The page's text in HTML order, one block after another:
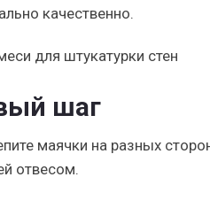
качественно.
для штукатурки стен
шаг
маячки на разных
отвесом.